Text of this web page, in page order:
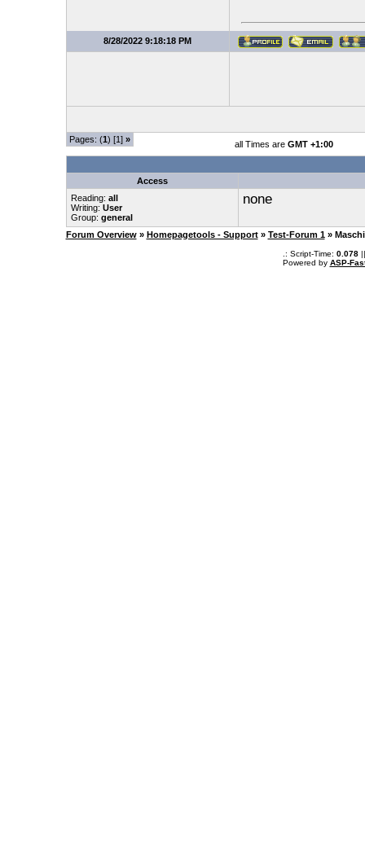
8/28/2022 9:18:18 PM
Pages: (1) [1] » all Times are GMT +1:00
Access
Reading: all
Writing: User
Group: general
none
Forum Overview » Homepagetools - Support » Test-Forum 1 »
.: Script-Time: 0.078||
Powered by ASP-